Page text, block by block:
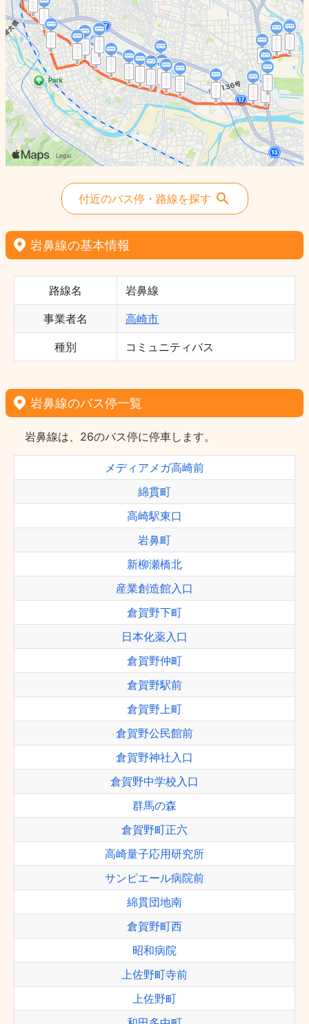
付近のバス停・路線を探す
岩鼻線の基本情報
路線名 岩鼻線
事業者名 高崎市
種別 コミュニティバス
岩鼻線のバス停一覧
岩鼻線は、26のバス停に停車します。
メディアメガ高崎前
綿貫町
高崎駅東口
岩鼻町
新柳瀬橋北
産業創造館入口
倉賀野下町
日本化薬入口
倉賀野仲町
倉賀野駅前
倉賀野上町
倉賀野公民館前
倉賀野神社入口
倉賀野中学校入口
群馬の森
倉賀野町正六
高崎量子応用研究所
サンピエール病院前
綿貫団地南
倉賀野町西
昭和病院
上佐野町寺前
上佐野町